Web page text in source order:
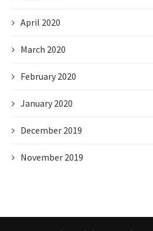
April 2020
March 2020
February 2020
January 2020
December 2019
November 2019